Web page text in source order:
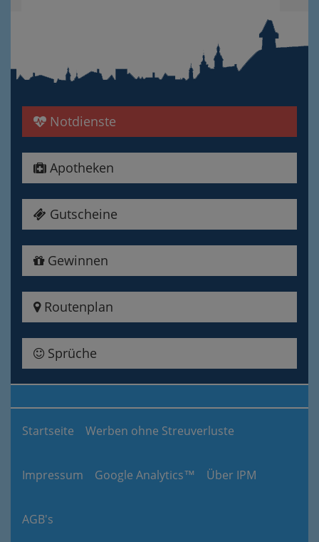
Notdienste
Apotheken
Gutscheine
Gewinnen
Routenplan
Sprüche
Startseite Werben ohne Streuverluste
Impressum Google Analytics™ Über IPM
AGB's